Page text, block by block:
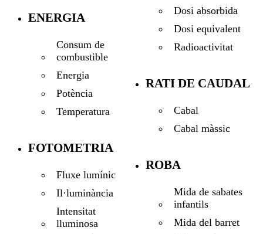
ENERGIA
Consum de
combustible
Energia
Potència
Temperatura
FOTOMETRIA
Fluxe lumínic
Il·luminància
Intensitat
lluminosa
Dosi absorbida
Dosi equivalent
Radioactivitat
RATI DE CAUDAL
Cabal
Cabal màssic
ROBA
Mida de sabates
infantils
Mida del barret